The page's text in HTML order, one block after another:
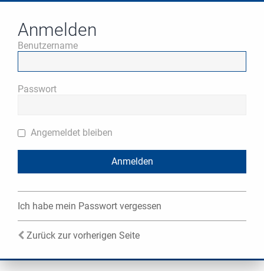
Anmelden
Benutzername
Passwort
Angemeldet bleiben
Ich habe mein Passwort vergessen
Zurück zur vorherigen Seite